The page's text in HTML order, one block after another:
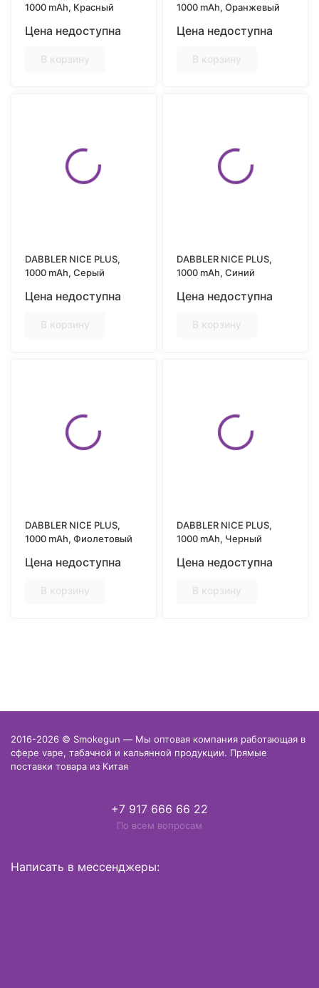
1000 mAh, Красный
Цена недоступна
В корзину
1000 mAh, Оранжевый
Цена недоступна
В корзину
DABBLER NICE PLUS,
1000 mAh, Серый
Цена недоступна
В корзину
DABBLER NICE PLUS,
1000 mAh, Синий
Цена недоступна
В корзину
DABBLER NICE PLUS,
1000 mAh, Фиолетовый
Цена недоступна
В корзину
DABBLER NICE PLUS,
1000 mAh, Черный
Цена недоступна
В корзину
2016-2026 © Smokegun — Мы оптовая компания работающая в
сфере vape, табачной и кальянной продукции. Прямые
поставки товара из Китая
+7 917 666 66 22
По всем вопросам
Написать в мессенджеры: